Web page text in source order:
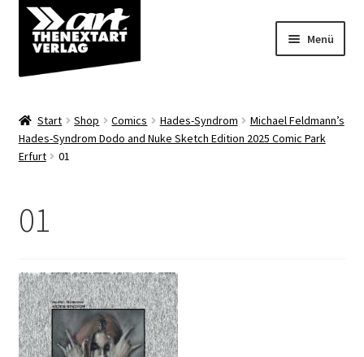
Zur
Navigation
springen
Zum
Inhalt
springen
Menü
Shop
Start Shop Comics Hades-Syndrom
Michael Feldmann’s
Hades-Syndrom Dodo and Nuke Sketch Edition 2025 Comic Park
Erfurt
01
01